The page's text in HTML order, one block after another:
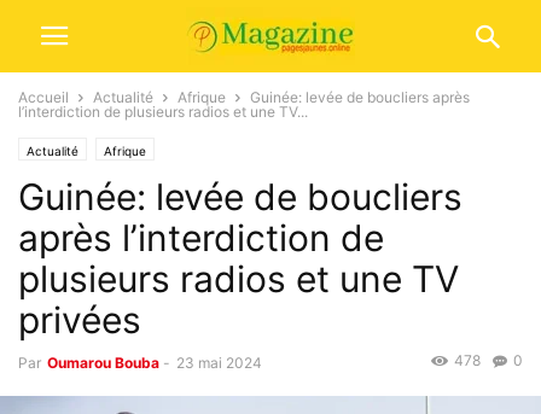
Accueil Actualité Afrique
Guinée: levée de boucliers après
l’interdiction de plusieurs radios et une TV...
Actualité Afrique
Guinée: levée de boucliers
après l’interdiction de
plusieurs radios et une TV
privées
Par Oumarou Bouba - 23 mai 2024 0
478